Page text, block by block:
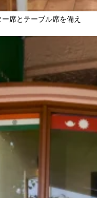
席とテーブル席を備え